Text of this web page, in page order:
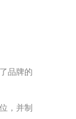
品牌的
，并制